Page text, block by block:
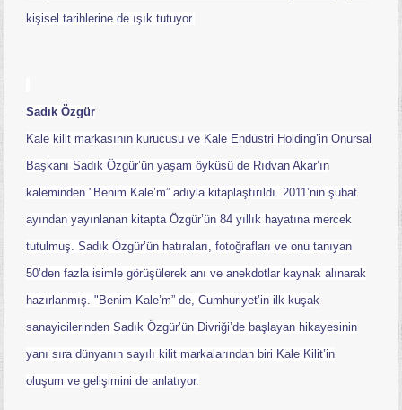
kişisel tarihlerine de ışık tutuyor.
Sadık Özgür
Kale kilit markasının kurucusu ve Kale Endüstri Holding’in Onursal
Başkanı Sadık Özgür’ün yaşam öyküsü de Rıdvan Akar’ın
kaleminden "Benim Kale’m” adıyla kitaplaştırıldı. 2011’nin şubat
ayından yayınlanan kitapta Özgür’ün 84 yıllık hayatına mercek
tutulmuş. Sadık Özgür’ün hatıraları, fotoğrafları ve onu tanıyan
50’den fazla isimle görüşülerek anı ve anekdotlar kaynak alınarak
hazırlanmış. "Benim Kale’m” de, Cumhuriyet’in ilk kuşak
sanayicilerinden Sadık Özgür’ün Divriği’de başlayan hikayesinin
yanı sıra dünyanın sayılı kilit markalarından biri Kale Kilit’in
oluşum ve gelişimini de anlatıyor.